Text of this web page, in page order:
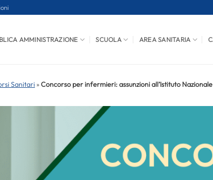
AMMINISTRAZIONE SCUOLA AREA SANITARIA
Sanitari »Concorso per infermieri: assunzioni all’Istituto